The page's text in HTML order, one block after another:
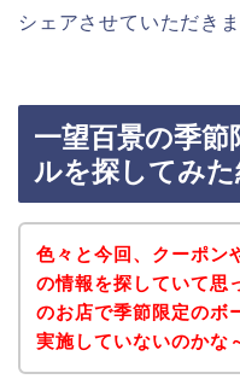
シェアさせていただき
一望百景の季
ルを探してみた
色々と今回、クーポン
の情報を探していて思
のお店で季節限定のボ
実施していないのかな